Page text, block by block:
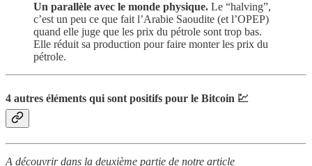
Un parallèle avec le monde physique. Le “halving”,
c’est un peu ce que fait l’Arabie Saoudite (et l’OPEP)
quand elle juge que les prix du pétrole sont trop bas.
Elle réduit sa production pour faire monter les prix du
pétrole.
4 autres éléments qui sont positifs pour le Bitcoin 💹
A découvrir dans la deuxième partie de notre article